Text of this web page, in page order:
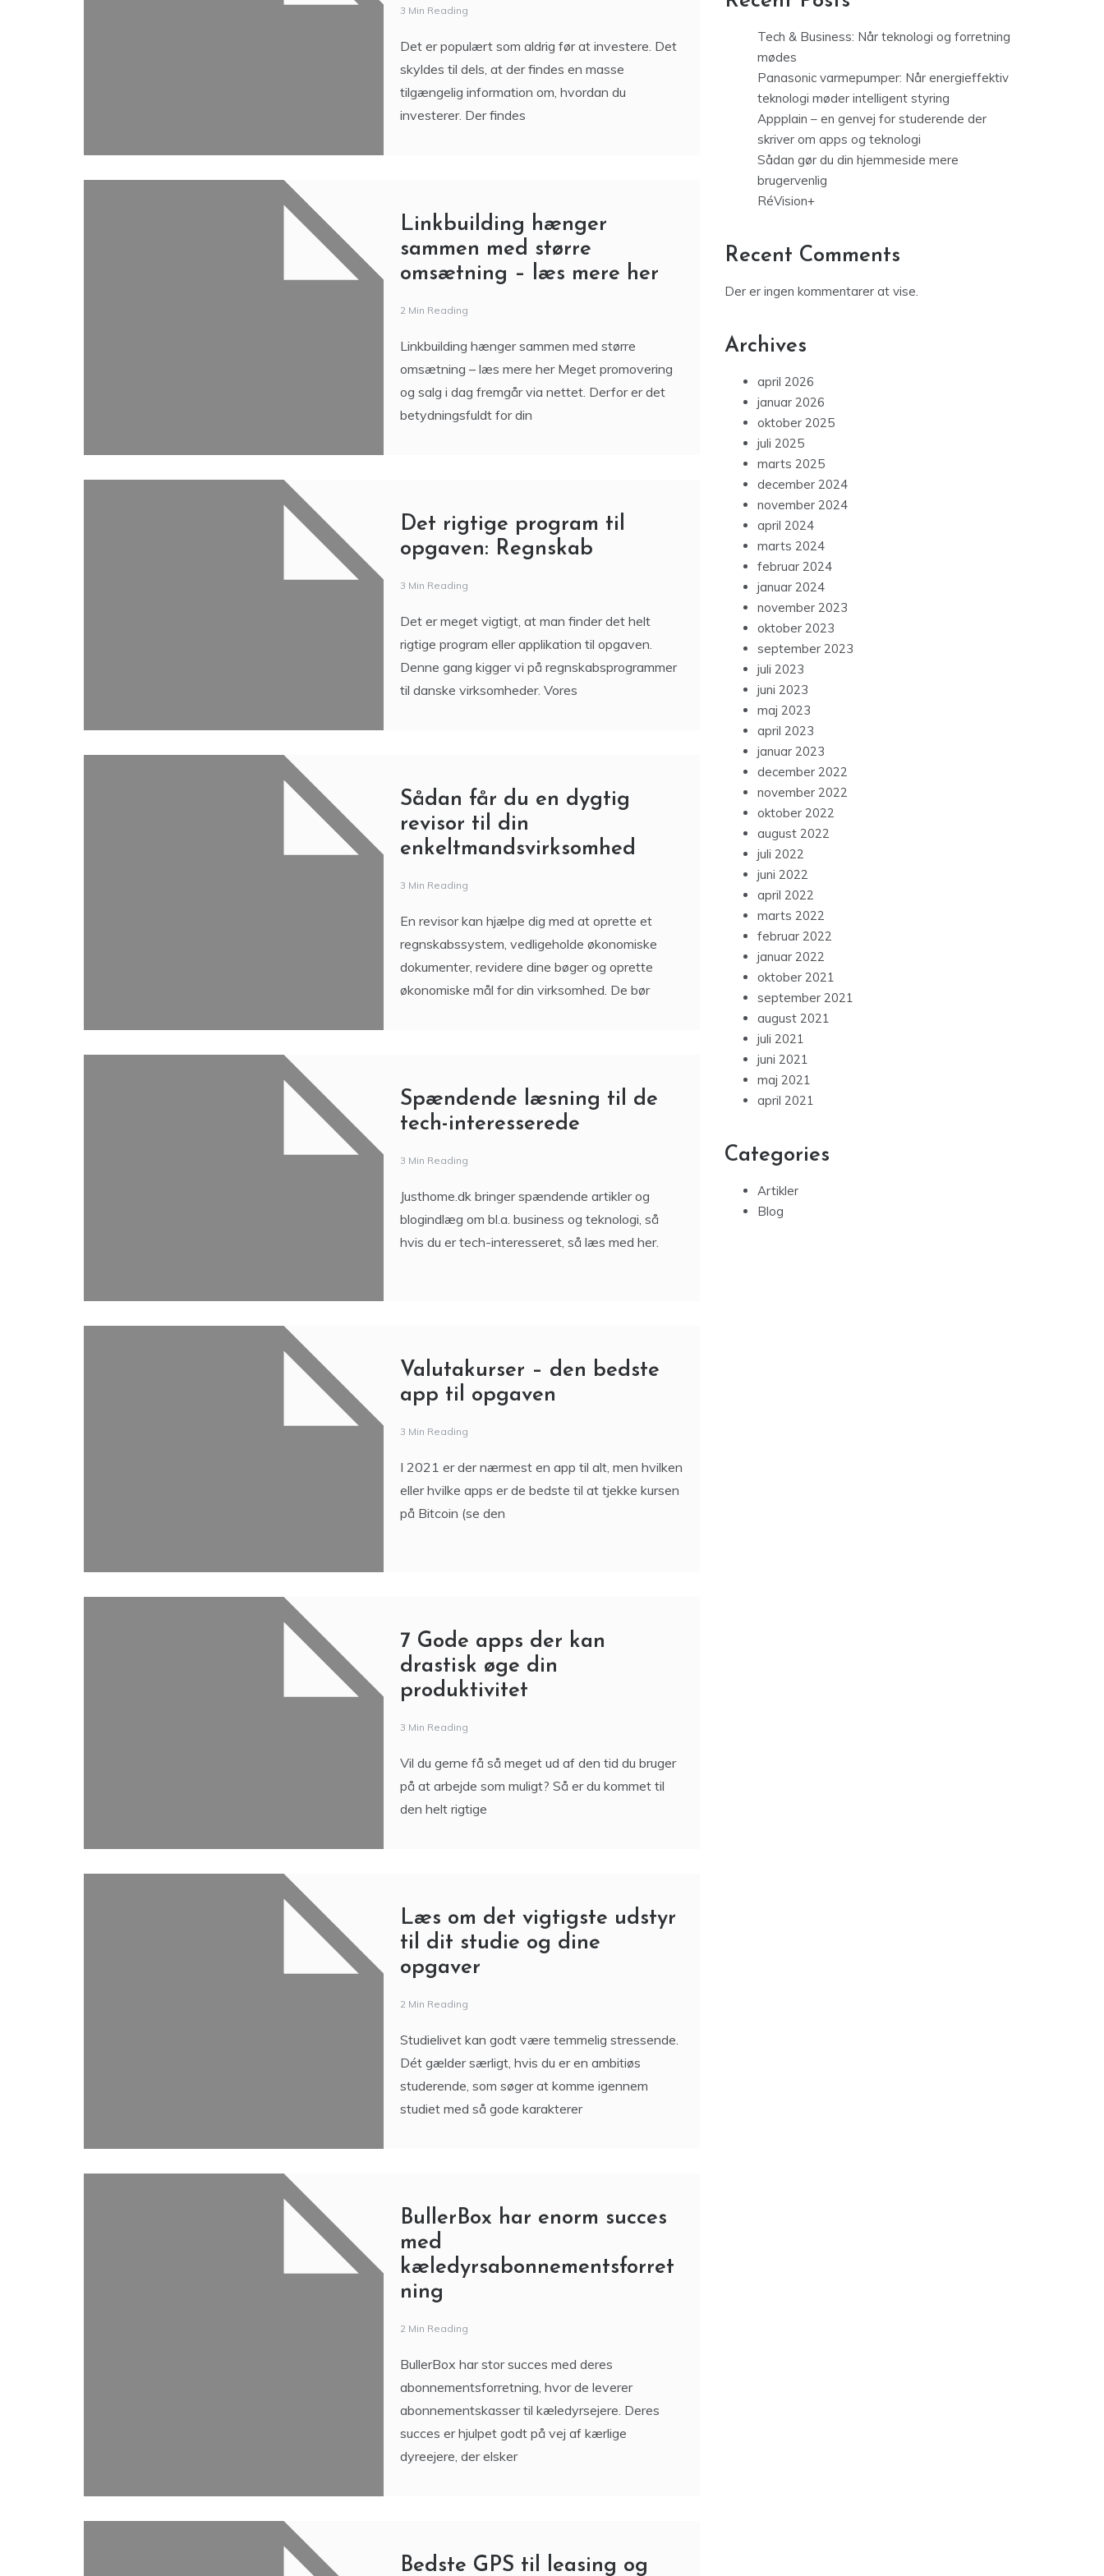
3 Min Reading
Det er populært som aldrig før at investere. Det
skyldes til dels, at der findes en masse
tilgængelig information om, hvordan du
investerer. Der findes
Linkbuilding hænger
sammen med større
omsætning – læs mere her
2 Min Reading
Linkbuilding hænger sammen med større
omsætning – læs mere her Meget promovering
og salg i dag fremgår via nettet. Derfor er det
betydningsfuldt for din
Det rigtige program til
opgaven: Regnskab
3 Min Reading
Det er meget vigtigt, at man finder det helt
rigtige program eller applikation til opgaven.
Denne gang kigger vi på regnskabsprogrammer
til danske virksomheder. Vores
Sådan får du en dygtig
revisor til din
enkeltmandsvirksomhed
3 Min Reading
En revisor kan hjælpe dig med at oprette et
regnskabssystem, vedligeholde økonomiske
dokumenter, revidere dine bøger og oprette
økonomiske mål for din virksomhed. De bør
Spændende læsning til de
tech-interesserede
3 Min Reading
Justhome.dk bringer spændende artikler og
blogindlæg om bl.a. business og teknologi, så
hvis du er tech-interesseret, så læs med her.
Valutakurser – den bedste
app til opgaven
3 Min Reading
I 2021 er der nærmest en app til alt, men hvilken
eller hvilke apps er de bedste til at tjekke kursen
på Bitcoin (se den
7 Gode apps der kan
drastisk øge din
produktivitet
3 Min Reading
Vil du gerne få så meget ud af den tid du bruger
på at arbejde som muligt? Så er du kommet til
den helt rigtige
Læs om det vigtigste udstyr
til dit studie og dine
opgaver
2 Min Reading
Studielivet kan godt være temmelig stressende.
Dét gælder særligt, hvis du er en ambitiøs
studerende, som søger at komme igennem
studiet med så gode karakterer
BullerBox har enorm succes
med
kæledyrsabonnementsforret
ning
2 Min Reading
BullerBox har stor succes med deres
abonnementsforretning, hvor de leverer
abonnementskasser til kæledyrsejere. Deres
succes er hjulpet godt på vej af kærlige
dyreejere, der elsker
Bedste GPS til leasing og
Tech & Business: Når teknologi og forretning
mødes
Panasonic varmepumper: Når energieffektiv
teknologi møder intelligent styring
Appplain – en genvej for studerende der
skriver om apps og teknologi
Sådan gør du din hjemmeside mere
brugervenlig
RéVision+
Recent Comments
Der er ingen kommentarer at vise.
Archives
april 2026
januar 2026
oktober 2025
juli 2025
marts 2025
december 2024
november 2024
april 2024
marts 2024
februar 2024
januar 2024
november 2023
oktober 2023
september 2023
juli 2023
juni 2023
maj 2023
april 2023
januar 2023
december 2022
november 2022
oktober 2022
august 2022
juli 2022
juni 2022
april 2022
marts 2022
februar 2022
januar 2022
oktober 2021
september 2021
august 2021
juli 2021
juni 2021
maj 2021
april 2021
Categories
Artikler
Blog